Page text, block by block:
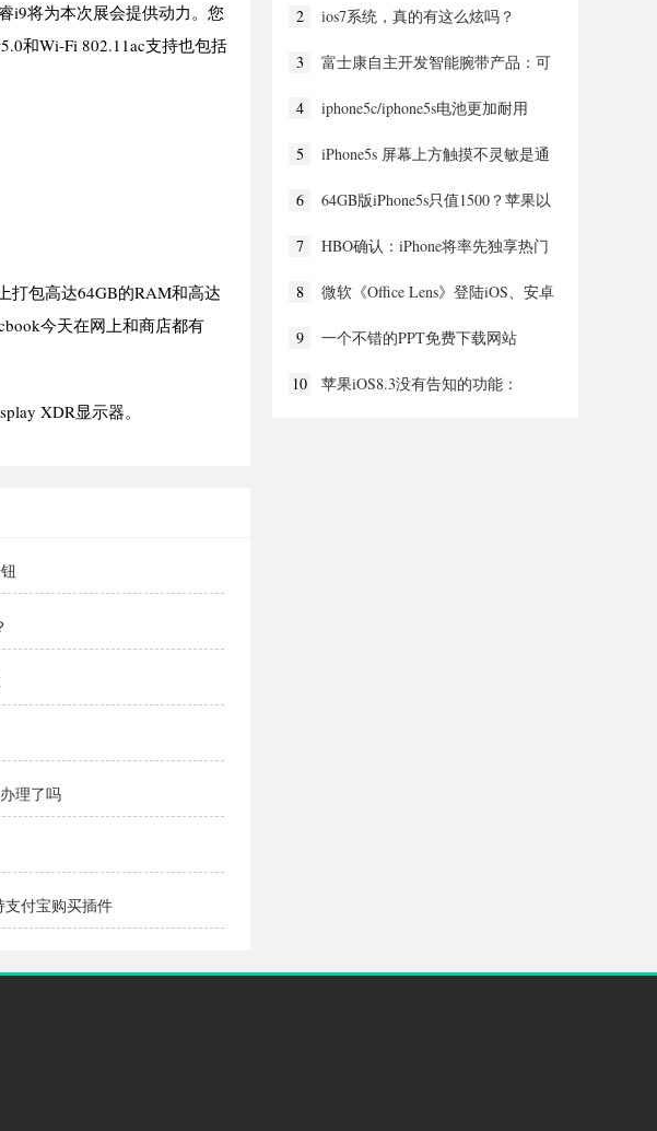
i9将为本次展会提供动力。您
和Wi-Fi 802.11ac支持也包括
打包高达64GB的RAM和高达
今天在网上和商店都有
XDR显示器。
理了吗
支付宝购买插件
2 ios7系统，真的有这么炫吗？
3
富士康自主开发智能腕带产品：可
4
iphone5c/iphone5s电池更加耐用
5
iPhone5s 屏幕上方触摸不灵敏是通
6
64GB版iPhone5s只值1500？苹果以
7
HBO确认：iPhone将率先独享热门
8
微软《Office Lens》登陆iOS、安卓
9
一个不错的PPT免费下载网站
10
苹果iOS8.3没有告知的功能：